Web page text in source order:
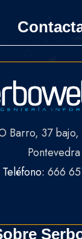
Barro, 37
Pontevedra
Teléfono: 666